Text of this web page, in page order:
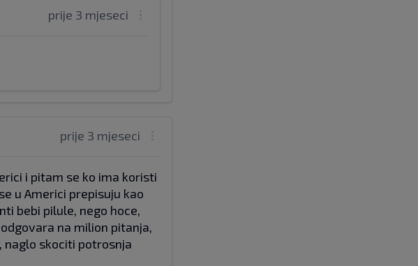
prije 3 mjeseci
prije 3 mjeseci
i pitam se ko ima koristi
u Americi prepisuju kao
bebi pilule, nego hoce,
na milion pitanja,
naglo skociti potrosnja